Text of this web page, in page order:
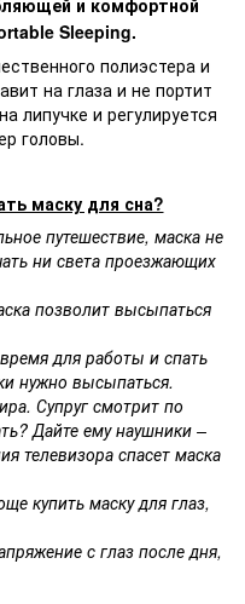
и комфортной
Sleeping.
полиэстера и
на глаза и не портит
липучке и регулируется
головы.
маску для сна?
путешествие, маска не
ни света проезжающих
позволит высыпаться
для работы и спать
нужно высыпаться.
Супруг смотрит по
Дайте ему наушники –
телевизора спасет маска
купить маску для глаз,
с глаз после дня,